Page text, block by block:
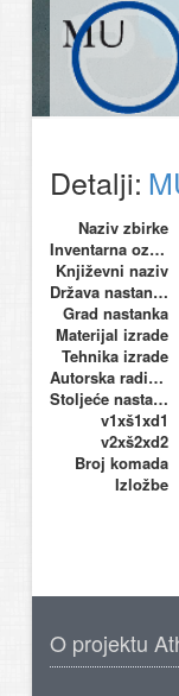
Detalji:
Naziv zbirke
Inventarna oznaka
Književni naziv
Država nastanka
Grad nastanka
Materijal izrade
Tehnika izrade
Autorska radionica (proizvođač)
Stoljeće nastanka
v1xš1xd1
v2xš2xd2
Broj komada
Izložbe
O projektu